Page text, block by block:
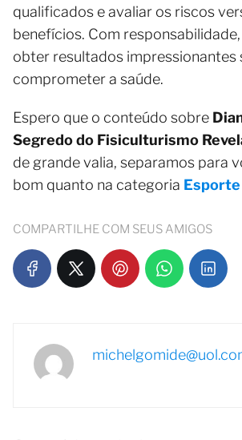
qualificados e avaliar os riscos
benefícios. Com
obter resultados impressionantes
comprometer a saúde.
Espero que o conteúdo sobre
Segredo do Fisiculturismo
de grande valia, separamos para
bom quanto na categoria
COMPARTILHE COM SEUS AMIGOS